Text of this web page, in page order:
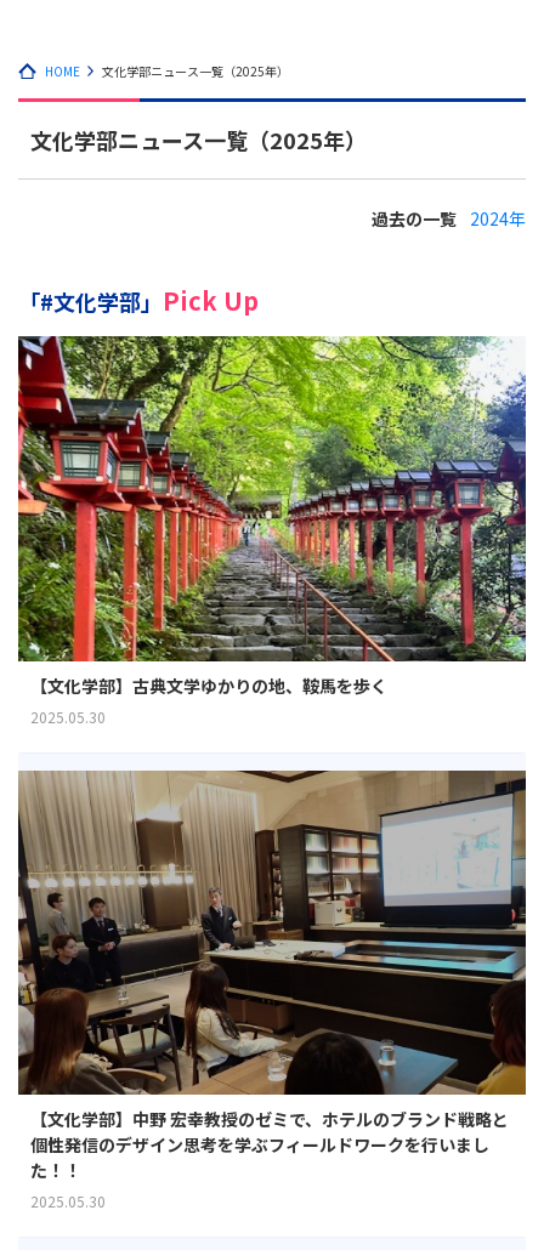
HOME 文化学部ニュース一覧（2025年）
文化学部ニュース一覧（2025年）
過去の一覧 2024年
「#文化学部」 Pick Up
【文化学部】古典文学ゆかりの地、鞍馬を歩く
2025.05.30
【文化学部】中野 宏幸教授のゼミで、ホテルのブランド戦略と
個性発信のデザイン思考を学ぶフィールドワークを行いまし
た！！
2025.05.30